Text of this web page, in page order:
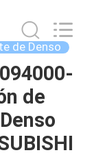
de Denso
de